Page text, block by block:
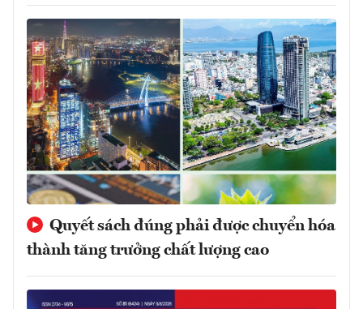
Quyết sách đúng phải được chuyển hóa
thành tăng trưởng chất lượng cao